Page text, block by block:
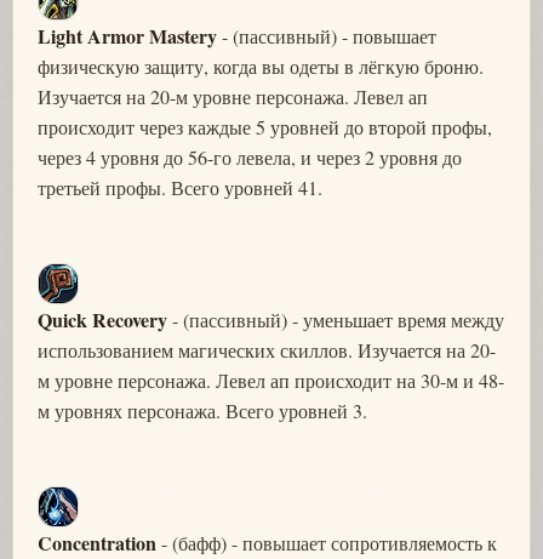
Light Armor Mastery- (пассивный) - повышает
физическую защиту, когда вы одеты в лёгкую броню.
Изучается на 20-м уровне персонажа. Левел ап
происходит через каждые 5 уровней до второй профы,
через 4 уровня до 56-го левела, и через 2 уровня до
третьей профы. Всего уровней 41.
Quick Recovery- (пассивный) - уменьшает время между
использованием магических скиллов. Изучается на 20-
м уровне персонажа. Левел ап происходит на 30-м и 48-
м уровнях персонажа. Всего уровней 3.
Concentration - (бафф) - повышает сопротивляемость к